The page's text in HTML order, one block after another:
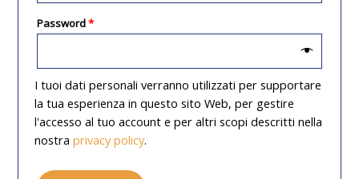
Password*
I tuoi dati personali verranno utilizzati per supportare
la tua esperienza in questo sito Web, per gestire
l'accesso al tuo account e per altri scopi descritti nella
nostraprivacy policy.